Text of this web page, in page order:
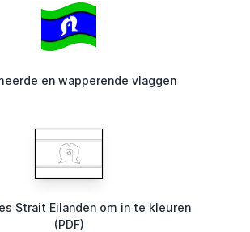
en wapperende vlaggen
Strait Eilanden om in te kleuren
(PDF)